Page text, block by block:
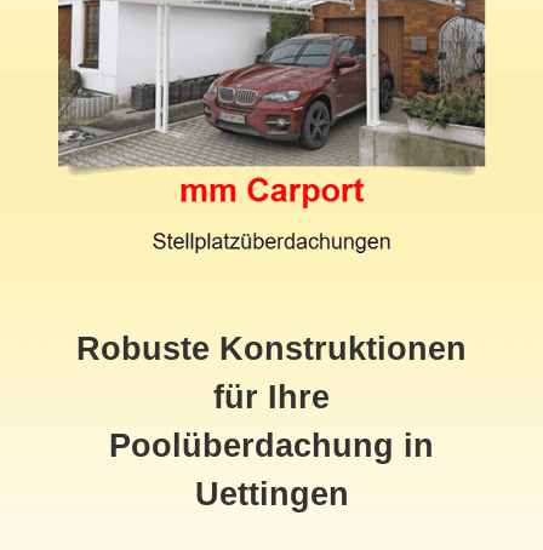
Robuste Konstruktionen
für Ihre
Poolüberdachung in
Uettingen